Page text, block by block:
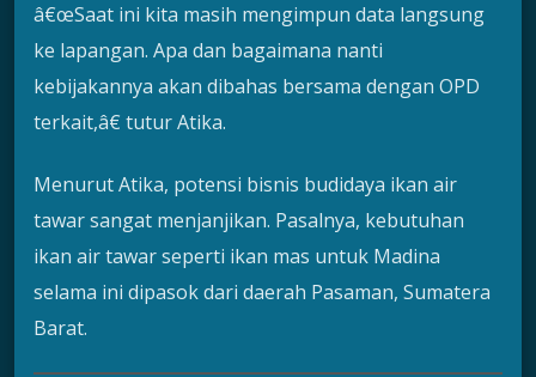
â€œSaat ini kita masih mengimpun data langsung
ke lapangan. Apa dan bagaimana nanti
kebijakannya akan dibahas bersama dengan OPD
terkait,â€ tutur Atika.
Menurut Atika, potensi bisnis budidaya ikan air
tawar sangat menjanjikan. Pasalnya, kebutuhan
ikan air tawar seperti ikan mas untuk Madina
selama ini dipasok dari daerah Pasaman, Sumatera
Barat.